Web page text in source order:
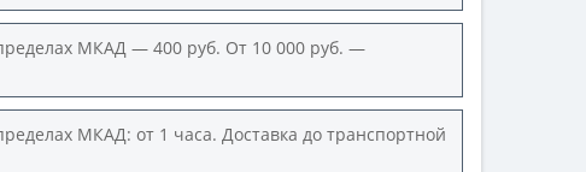
МКАД — 400 руб. От 10 000 руб. —
МКАД: от 1 часа. Доставка до транспортной